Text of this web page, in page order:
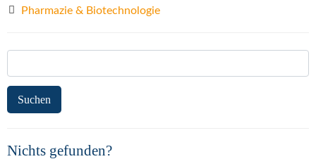
Pharmazie & Biotechnologie
Suchen
Nichts gefunden?